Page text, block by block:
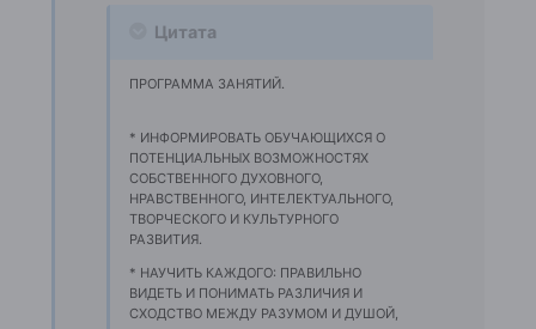
Цитата
ПРОГРАММА ЗАНЯТИЙ.
* ИНФОРМИРОВАТЬ ОБУЧАЮЩИХСЯ О
ПОТЕНЦИАЛЬНЫХ ВОЗМОЖНОСТЯХ
СОБСТВЕННОГО ДУХОВНОГО,
НРАВСТВЕННОГО, ИНТЕЛЕКТУАЛЬНОГО,
ТВОРЧЕСКОГО И КУЛЬТУРНОГО
РАЗВИТИЯ.
* НАУЧИТЬ КАЖДОГО: ПРАВИЛЬНО
ВИДЕТЬ И ПОНИМАТЬ РАЗЛИЧИЯ И
СХОДСТВО МЕЖДУ РАЗУМОМ И ДУШОЙ,